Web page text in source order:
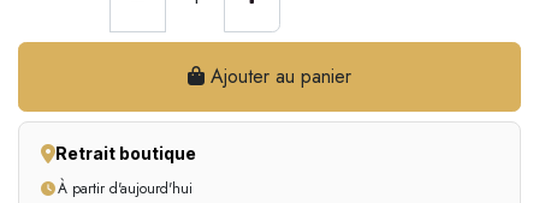
Ajouter au panier
Retrait boutique
À partir d'aujourd'hui